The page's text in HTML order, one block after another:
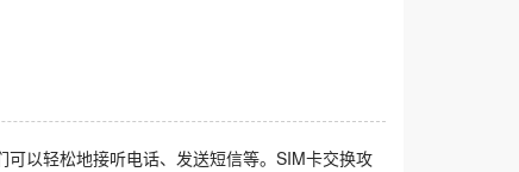
以轻松地接听电话、发送短信等。SIM卡交换攻